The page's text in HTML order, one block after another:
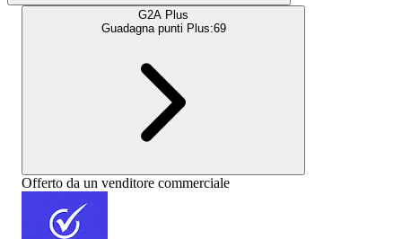
G2A Plus
Guadagna punti Plus:69
Offerto da un venditore commerciale